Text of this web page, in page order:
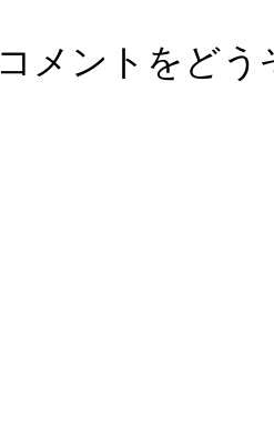
コメントをどう